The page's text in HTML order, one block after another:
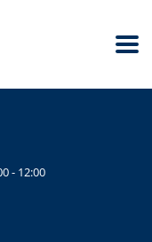
- 12:00